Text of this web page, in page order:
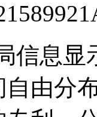
信息
自由分